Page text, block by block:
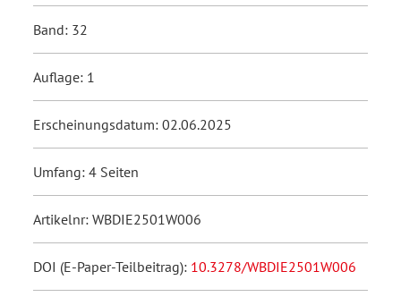
Band: 32
Auflage: 1
Erscheinungsdatum: 02.06.2025
Umfang: 4 Seiten
Artikelnr: WBDIE2501W006
DOI (E-Paper-Teilbeitrag): 10.3278/WBDIE2501W006